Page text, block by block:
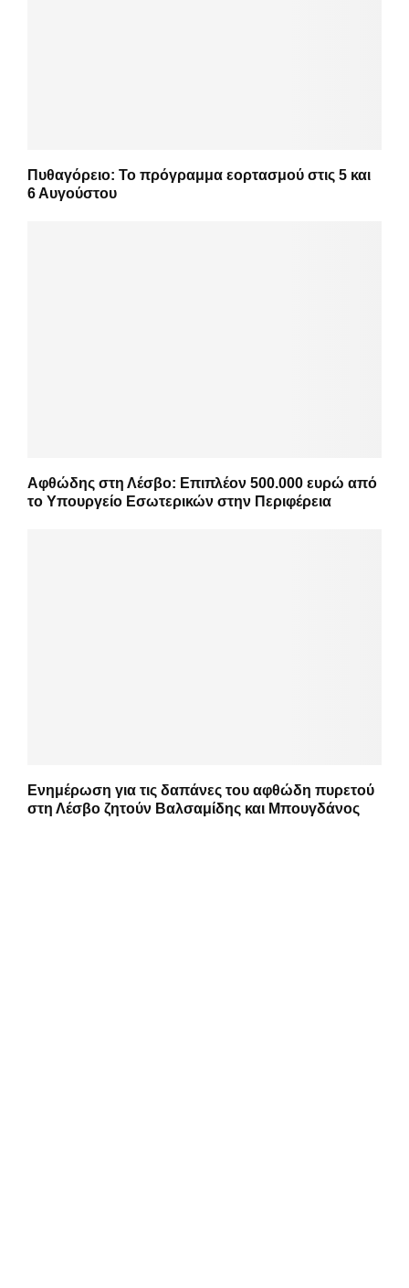
Πυθαγόρειο: Το πρόγραμμα εορτασμού στις 5 και
6 Αυγούστου
Αφθώδης στη Λέσβο: Επιπλέον 500.000 ευρώ από
το Υπουργείο Εσωτερικών στην Περιφέρεια
Ενημέρωση για τις δαπάνες του αφθώδη πυρετού
στη Λέσβο ζητούν Βαλσαμίδης και Μπουγδάνος